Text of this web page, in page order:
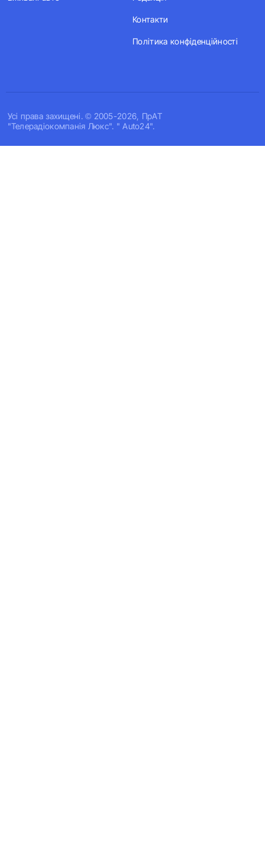
Усi права захищенi. © 2005-2026, ПрАТ
"Телерадіокомпанія Люкс". " Auto24".
Контакти
Політика конфіденційності